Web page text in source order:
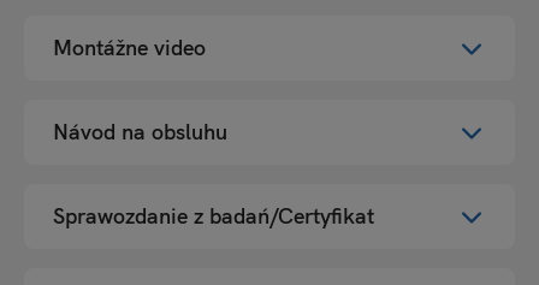
Montážne video
Návod na obsluhu
Sprawozdanie z badań/Certyfikat
Vybrať všetko